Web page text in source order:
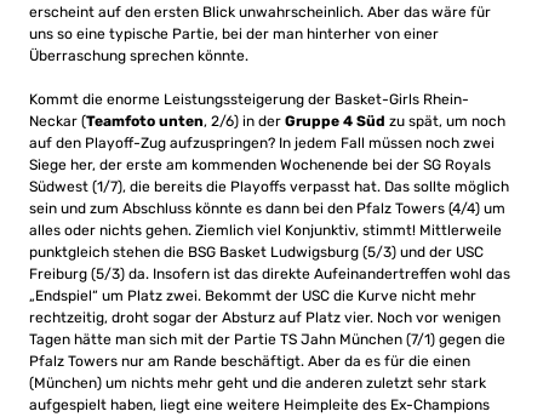
erscheint auf den ersten Blick unwahrscheinlich. Aber das wäre für
uns so eine typische Partie, bei der man hinterher von einer
Überraschung sprechen könnte.
Kommt die enorme Leistungssteigerung der Basket-Girls Rhein-
Neckar (Teamfoto unten, 2/6) in der Gruppe 4 Süd zu spät, um noch
auf den Playoff-Zug aufzuspringen? In jedem Fall müssen noch zwei
Siege her, der erste am kommenden Wochenende bei der SG Royals
Südwest (1/7), die bereits die Playoffs verpasst hat. Das sollte möglich
sein und zum Abschluss könnte es dann bei den Pfalz Towers (4/4) um
alles oder nichts gehen. Ziemlich viel Konjunktiv, stimmt! Mittlerweile
punktgleich stehen die BSG Basket Ludwigsburg (5/3) und der USC
Freiburg (5/3) da. Insofern ist das direkte Aufeinandertreffen wohl das
„Endspiel“ um Platz zwei. Bekommt der USC die Kurve nicht mehr
rechtzeitig, droht sogar der Absturz auf Platz vier. Noch vor wenigen
Tagen hätte man sich mit der Partie TS Jahn München (7/1) gegen die
Pfalz Towers nur am Rande beschäftigt. Aber da es für die einen
(München) um nichts mehr geht und die anderen zuletzt sehr stark
aufgespielt haben, liegt eine weitere Heimpleite des Ex-Champions